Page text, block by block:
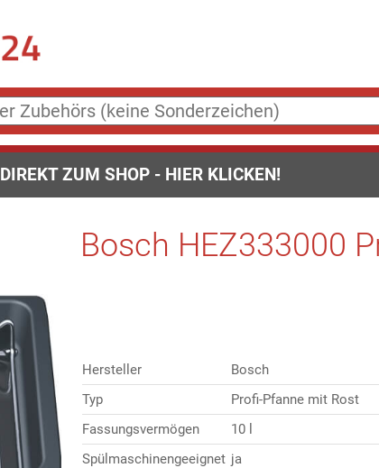
DIREKT ZUM SHOP - HIER KLICKEN!
Bosch HEZ333000
Hersteller
Bosch
Typ
Profi-Pfanne mit Rost
Fassungsvermögen
10 l
Spülmaschinengeeignet ja